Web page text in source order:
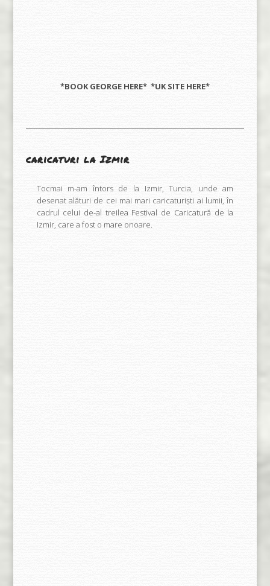
*BOOK GEORGE HERE* *UK SITE HERE*
caricaturi la Izmir
Tocmai m-am întors de la Izmir, Turcia, unde am
desenat alături de cei mai mari caricaturiști ai lumii, în
cadrul celui de-al treilea Festival de Caricatură de la
Izmir, care a fost o mare onoare.